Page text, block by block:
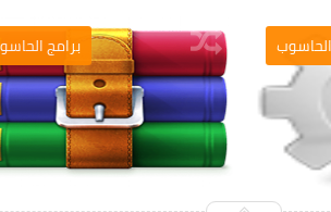
برامج برامج الحاسوب